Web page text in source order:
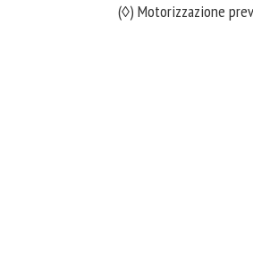
(◊) Motorizzazione